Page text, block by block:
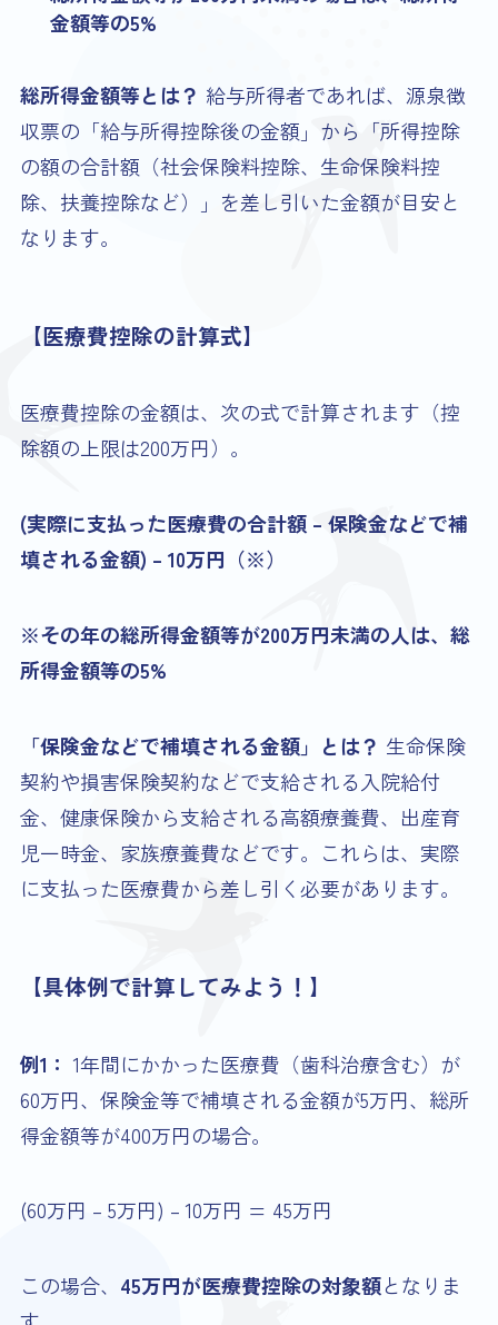
金額等の5%
総所得金額等とは？ 給与所得者であれば、源泉徴
収票の「給与所得控除後の金額」から「所得控除
の額の合計額（社会保険料控除、生命保険料控
除、扶養控除など）」を差し引いた金額が目安と
なります。
【医療費控除の計算式】
医療費控除の金額は、次の式で計算されます（控
除額の上限は200万円）。
(実際に支払った医療費の合計額 – 保険金などで補
填される金額) – 10万円（※）
※その年の総所得金額等が200万円未満の人は、総
所得金額等の5%
「保険金などで補填される金額」とは？ 生命保険
契約や損害保険契約などで支給される入院給付
金、健康保険から支給される高額療養費、出産育
児一時金、家族療養費などです。これらは、実際
に支払った医療費から差し引く必要があります。
【具体例で計算してみよう！】
例1： 1年間にかかった医療費（歯科治療含む）が
60万円、保険金等で補填される金額が5万円、総所
得金額等が400万円の場合。
(60万円 – 5万円) – 10万円 = 45万円
この場合、 45万円が医療費控除の対象額となりま